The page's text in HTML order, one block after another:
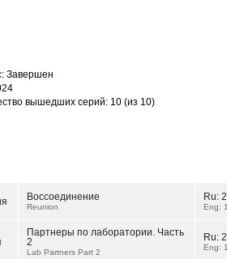
Завершен
вышедших серий: 10 (из 10)
Воссоединение
Reunion
Ru:
Eng:
Партнеры по лаборатории. Часть
2
Lab Partners Part 2
Ru:
Eng: